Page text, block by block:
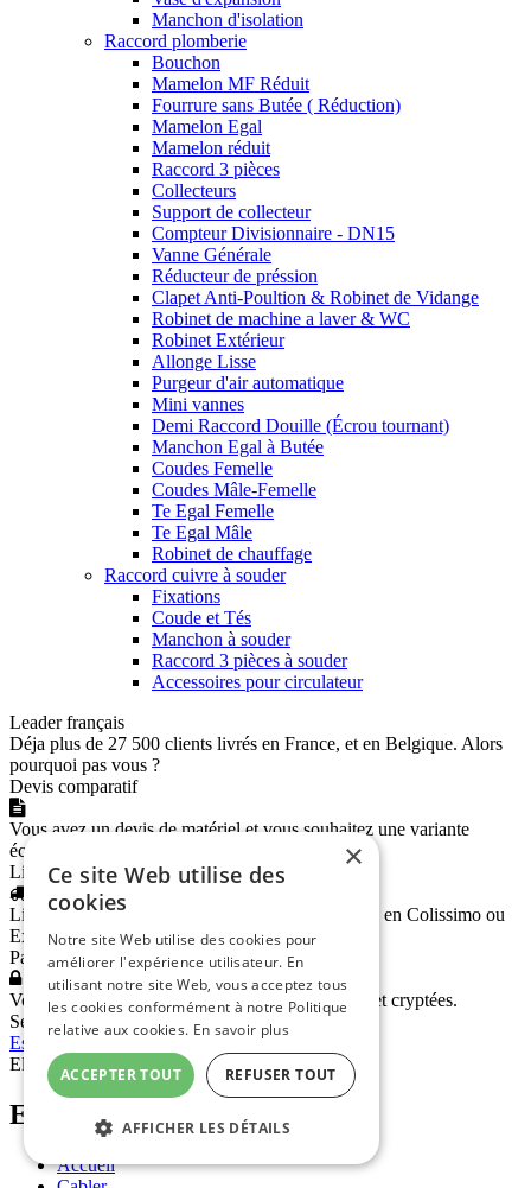
Manchon d'isolation
Raccord plomberie
Bouchon
Mamelon MF Réduit
Fourrure sans Butée ( Réduction)
Mamelon Egal
Mamelon réduit
Raccord 3 pièces
Collecteurs
Support de collecteur
Compteur Divisionnaire - DN15
Vanne Générale
Réducteur de préssion
Clapet Anti-Poultion & Robinet de Vidange
Robinet de machine a laver & WC
Robinet Extérieur
Allonge Lisse
Purgeur d'air automatique
Mini vannes
Demi Raccord Douille (Écrou tournant)
Manchon Egal à Butée
Coudes Femelle
Coudes Mâle-Femelle
Te Egal Femelle
Te Egal Mâle
Robinet de chauffage
Raccord cuivre à souder
Fixations
Coude et Tés
Manchon à souder
Raccord 3 pièces à souder
Accessoires pour circulateur
Leader français
Déja plus de 27 500 clients livrés en France, et en Belgique. Alors
pourquoi pas vous ?
Devis comparatif
Vous avez un devis de matériel et vous souhaitez une variante
économique, transmettez-le-nous !
Livraison rapide
Livraison rapide partout en France et en Belgique en Colissimo ou
Exapaq.
Paiement sécurisé
Vos transactions et données bancaires sécurisées et cryptées.
Service Client
Espace Pro
Paiement sécurisé
Electricitepro.com © 2026 - Mentions légales
ElectricitéPro.com
Accueil
×
Ce site Web utilise des
cookies
Notre site Web utilise des cookies pour
améliorer l'expérience utilisateur. En
utilisant notre site Web, vous acceptez tous
les cookies conformément à notre Politique
relative aux cookies. En savoir plus
ACCEPTER TOUT REFUSER TOUT
AFFICHER LES DÉTAILS